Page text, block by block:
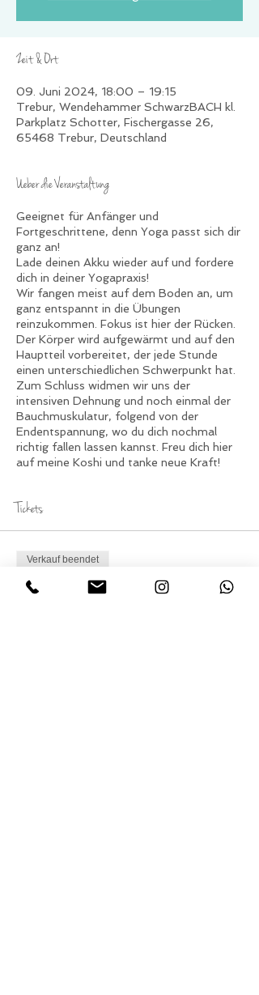
Zeit & Ort
09. Juni 2024, 18:00 – 19:15
Trebur, Wendehammer SchwarzBACH kl.
Parkplatz Schotter, Fischergasse 26,
65468 Trebur, Deutschland
Ueber die Veranstaltung
Geeignet für Anfänger und
Fortgeschrittene, denn Yoga passt sich dir
ganz an!
Lade deinen Akku wieder auf und fordere
dich in deiner Yogapraxis!
Wir fangen meist auf dem Boden an, um
ganz entspannt in die Übungen
reinzukommen. Fokus ist hier der Rücken.
Der Körper wird aufgewärmt und auf den
Hauptteil vorbereitet, der jede Stunde
einen unterschiedlichen Schwerpunkt hat.
Zum Schluss widmen wir uns der
intensiven Dehnung und noch einmal der
Bauchmuskulatur, folgend von der
Endentspannung, wo du dich nochmal
richtig fallen lassen kannst. Freu dich hier
auf meine Koshi und tanke neue Kraft!
Tickets
Verkauf beendet
Tickettyp